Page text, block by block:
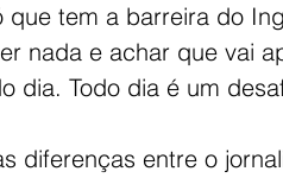
tem a barreira do
nada e achar que vai
Todo dia é um
diferenças entre o